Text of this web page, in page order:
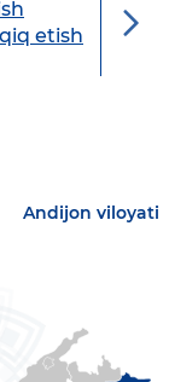
etish
Andijon viloyati